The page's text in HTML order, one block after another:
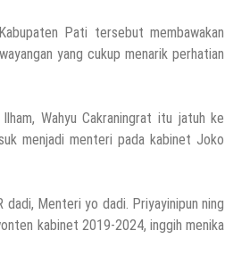
Pati tersebut membawakan
yang cukup menarik perhatian
Wahyu Cakraningrat itu jatuh ke
menjadi menteri pada kabinet Joko
dadi, Menteri yo dadi. Priyayinipun ning
kabinet 2019-2024, inggih menika